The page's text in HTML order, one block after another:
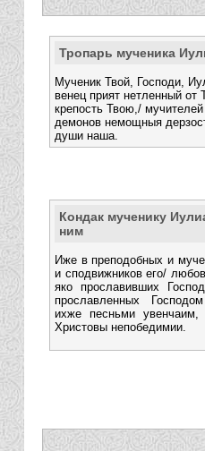
Тропарь мученика
Мученик Твой, Господи,
венец прият нетленный
крепость Твою,/
демонов немощныя
души наша.
Кондак мученику
ним
Иже в преподобных и
и сподвижников его/
яко прославивших
прославленных
ихже песньми
Христовы непобедимии.